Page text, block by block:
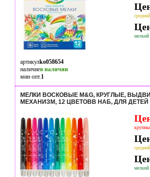
мелкий
артикулko058654
наличиев наличии
мин опт.1
МЕЛКИ ВОСКОВЫЕ M&G, КРУГЛЫЕ,
МЕХАНИЗМ, 12 ЦВЕТОВВ НАБ, ДЛЯ ДЕТЕЙ
мелкий